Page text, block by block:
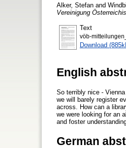
Alker, Stefan and
Vereinigung
Text
vöb-
Download
English
So terribly nice -
we will barely register
across. How can a
we were looking for an
and foster
German